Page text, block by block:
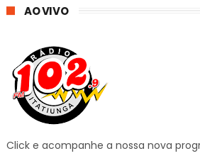
AO VIVO
Click e acompanhe a nossa nova